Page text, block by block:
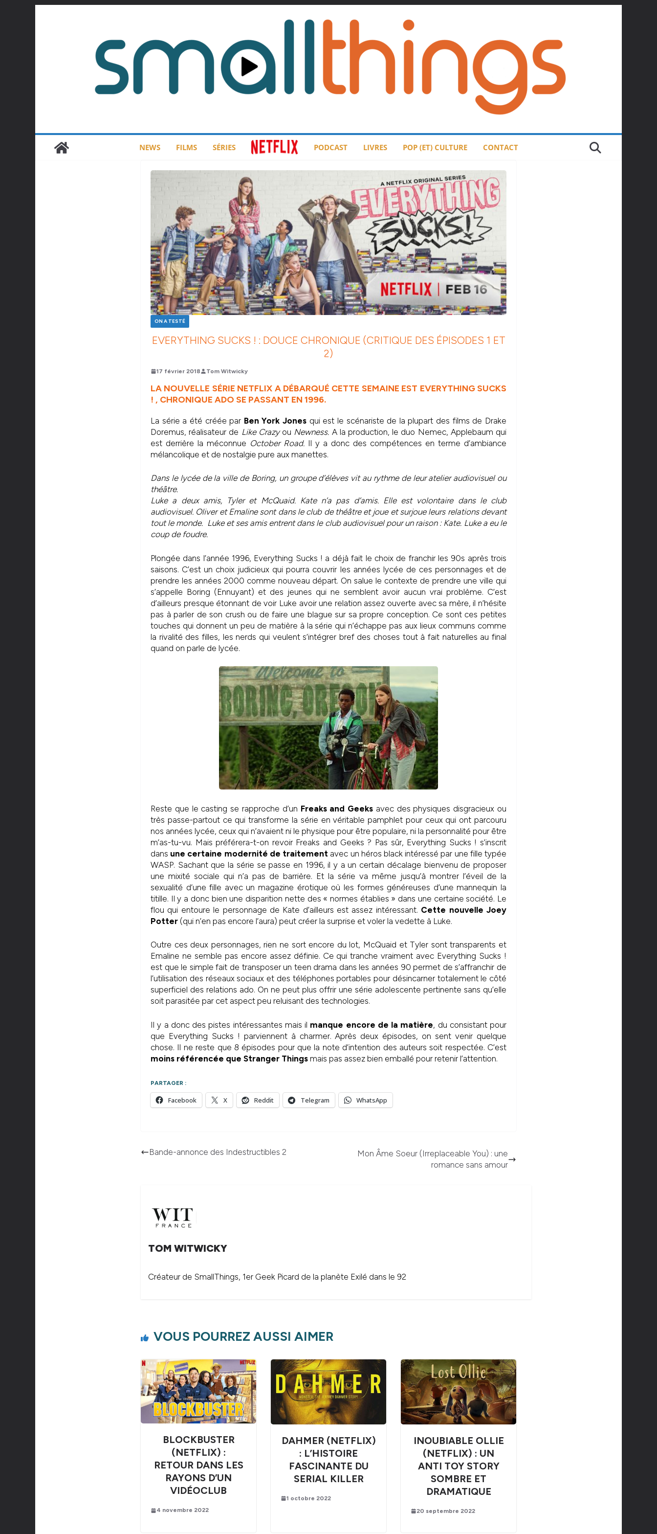
NEWS FILMS SÉRIES PODCAST LIVRES POP (ET) CULTURE CONTACT
ON A TESTÉ
EVERYTHING SUCKS ! : DOUCE CHRONIQUE (CRITIQUE DES ÉPISODES 1 ET
2)
17 février 2018 Tom Witwicky
LA NOUVELLE SÉRIE NETFLIX A DÉBARQUÉ CETTE SEMAINE EST EVERYTHING SUCKS
! , CHRONIQUE ADO SE PASSANT EN 1996.
La série a été créée par Ben York Jones qui est le scénariste de la plupart des films de Drake
Doremus, réalisateur de Like Crazy ou Newness. A la production, le duo Nemec, Applebaum qui
est derrière la méconnue October Road. Il y a donc des compétences en terme d’ambiance
mélancolique et de nostalgie pure aux manettes.
Dans le lycée de la ville de Boring, un groupe d’élèves vit au rythme de leur atelier audiovisuel ou
théâtre.
Luke a deux amis, Tyler et McQuaid. Kate n’a pas d’amis. Elle est volontaire dans le club
audiovisuel. Oliver et Emaline sont dans le club de théâtre et joue et surjoue leurs relations devant
tout le monde. Luke et ses amis entrent dans le club audiovisuel pour un raison : Kate. Luke a eu le
coup de foudre.
Plongée dans l’année 1996, Everything Sucks ! a déjà fait le choix de franchir les 90s après trois
saisons. C’est un choix judicieux qui pourra couvrir les années lycée de ces personnages et de
prendre les années 2000 comme nouveau départ. On salue le contexte de prendre une ville qui
s’appelle Boring (Ennuyant) et des jeunes qui ne semblent avoir aucun vrai problème. C’est
d’ailleurs presque étonnant de voir Luke avoir une relation assez ouverte avec sa mère, il n’hésite
pas à parler de son crush ou de faire une blague sur sa propre conception. Ce sont ces petites
touches qui donnent un peu de matière à la série qui n’échappe pas aux lieux communs comme
la rivalité des filles, les nerds qui veulent s’intégrer bref des choses tout à fait naturelles au final
quand on parle de lycée.
Reste que le casting se rapproche d’un Freaks and Geeks avec des physiques disgracieux ou
très passe-partout ce qui transforme la série en véritable pamphlet pour ceux qui ont parcouru
nos années lycée, ceux qui n’avaient ni le physique pour être populaire, ni la personnalité pour être
m’as-tu-vu. Mais préférera-t-on revoir Freaks and Geeks ? Pas sûr, Everything Sucks ! s’inscrit
dans une certaine modernité de traitement avec un héros black intéressé par une fille typée
WASP. Sachant que la série se passe en 1996, il y a un certain décalage bienvenu de proposer
une mixité sociale qui n’a pas de barrière. Et la série va même jusqu’à montrer l’éveil de la
sexualité d’une fille avec un magazine érotique où les formes généreuses d’une mannequin la
titille. Il y a donc bien une disparition nette des « normes établies » dans une certaine société. Le
flou qui entoure le personnage de Kate d’ailleurs est assez intéressant. Cette nouvelle Joey
Potter (qui n’en pas encore l’aura) peut créer la surprise et voler la vedette à Luke.
Outre ces deux personnages, rien ne sort encore du lot, McQuaid et Tyler sont transparents et
Emaline ne semble pas encore assez définie. Ce qui tranche vraiment avec Everything Sucks !
est que le simple fait de transposer un teen drama dans les années 90 permet de s’affranchir de
l’utilisation des réseaux sociaux et des téléphones portables pour désincarner totalement le côté
superficiel des relations ado. On ne peut plus offrir une série adolescente pertinente sans qu’elle
soit parasitée par cet aspect peu reluisant des technologies.
Il y a donc des pistes intéressantes mais il manque encore de la matière, du consistant pour
que Everything Sucks ! parviennent à charmer. Après deux épisodes, on sent venir quelque
chose. Il ne reste que 8 épisodes pour que la note d’intention des auteurs soit respectée. C’est
moins référencée que Stranger Things mais pas assez bien emballé pour retenir l’attention.
PARTAGER :
Facebook X Reddit Telegram WhatsApp
Bande-annonce des Indestructibles 2
Mon Âme Soeur (Irreplaceable You) : une
romance sans amour
TOM WITWICKY
Créateur de SmallThings, 1er Geek Picard de la planète Exilé dans le 92
VOUS POURREZ AUSSI AIMER
BLOCKBUSTER
(NETFLIX) :
RETOUR DANS LES
RAYONS D’UN
VIDÉOCLUB
4 novembre 2022
DAHMER (NETFLIX)
: L’HISTOIRE
FASCINANTE DU
SERIAL KILLER
1 octobre 2022
INOUBIABLE OLLIE
(NETFLIX) : UN
ANTI TOY STORY
SOMBRE ET
DRAMATIQUE
20 septembre 2022